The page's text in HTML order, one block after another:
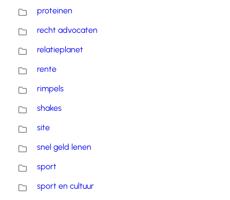
proteinen
recht advocaten
relatieplanet
rente
rimpels
shakes
site
snel geld lenen
sport
sport en cultuur